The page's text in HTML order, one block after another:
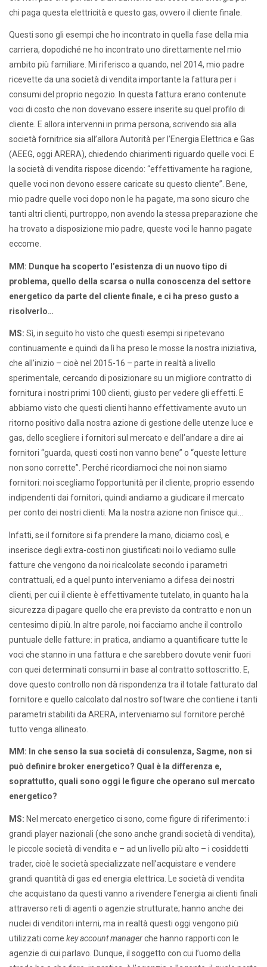
chi paga questa elettricità e questo gas, ovvero il cliente finale.
Questi sono gli esempi che ho incontrato in quella fase della mia
carriera, dopodiché ne ho incontrato uno direttamente nel mio
ambito più familiare. Mi riferisco a quando, nel 2014, mio padre
ricevette da una società di vendita importante la fattura per i
consumi del proprio negozio. In questa fattura erano contenute
voci di costo che non dovevano essere inserite su quel profilo di
cliente. E allora intervenni in prima persona, scrivendo sia alla
società fornitrice sia all’allora Autorità per l’Energia Elettrica e Gas
(AEEG, oggi ARERA), chiedendo chiarimenti riguardo quelle voci. E
la società di vendita rispose dicendo: “effettivamente ha ragione,
quelle voci non devono essere caricate su questo cliente”. Bene,
mio padre quelle voci dopo non le ha pagate, ma sono sicuro che
tanti altri clienti, purtroppo, non avendo la stessa preparazione che
ha trovato a disposizione mio padre, queste voci le hanno pagate
eccome.
MM: Dunque ha scoperto l’esistenza di un nuovo tipo di
problema, quello della scarsa o nulla conoscenza del settore
energetico da parte del cliente finale, e ci ha preso gusto a
risolverlo…
MS: Sì, in seguito ho visto che questi esempi si ripetevano
continuamente e quindi da lì ha preso le mosse la nostra iniziativa,
che all’inizio – cioè nel 2015-16 – parte in realtà a livello
sperimentale, cercando di posizionare su un migliore contratto di
fornitura i nostri primi 100 clienti, giusto per vedere gli effetti. E
abbiamo visto che questi clienti hanno effettivamente avuto un
ritorno positivo dalla nostra azione di gestione delle utenze luce e
gas, dello scegliere i fornitori sul mercato e dell’andare a dire ai
fornitori “guarda, questi costi non vanno bene” o “queste letture
non sono corrette”. Perché ricordiamoci che noi non siamo
fornitori: noi scegliamo l’opportunità per il cliente, proprio essendo
indipendenti dai fornitori, quindi andiamo a giudicare il mercato
per conto dei nostri clienti. Ma la nostra azione non finisce qui…
Infatti, se il fornitore si fa prendere la mano, diciamo così, e
inserisce degli extra-costi non giustificati noi lo vediamo sulle
fatture che vengono da noi ricalcolate secondo i parametri
contrattuali, ed a quel punto interveniamo a difesa dei nostri
clienti, per cui il cliente è effettivamente tutelato, in quanto ha la
sicurezza di pagare quello che era previsto da contratto e non un
centesimo di più. In altre parole, noi facciamo anche il controllo
puntuale delle fatture: in pratica, andiamo a quantificare tutte le
voci che stanno in una fattura e che sarebbero dovute venir fuori
con quei determinati consumi in base al contratto sottoscritto. E,
dove questo controllo non dà rispondenza tra il totale fatturato dal
fornitore e quello calcolato dal nostro software che contiene i tanti
parametri stabiliti da ARERA, interveniamo sul fornitore perché
tutto venga allineato.
MM: In che senso la sua società di consulenza, Sagme, non si
può definire broker energetico? Qual è la differenza e,
soprattutto, quali sono oggi le figure che operano sul mercato
energetico?
MS: Nel mercato energetico ci sono, come figure di riferimento: i
grandi player nazionali (che sono anche grandi società di vendita),
le piccole società di vendita e – ad un livello più alto – i cosiddetti
trader, cioè le società specializzate nell’acquistare e vendere
grandi quantità di gas ed energia elettrica. Le società di vendita
che acquistano da questi vanno a rivendere l’energia ai clienti finali
attraverso reti di agenti o agenzie strutturate; hanno anche dei
nuclei di venditori interni, ma in realtà questi oggi vengono più
utilizzati come key account managerche hanno rapporti con le
agenzie di cui parlavo. Dunque, il soggetto con cui l’uomo della